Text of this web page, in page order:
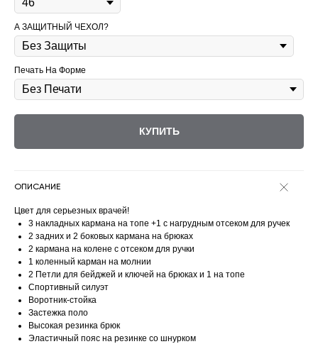
А ЗАЩИТНЫЙ ЧЕХОЛ?
Печать На Форме
КУПИТЬ
ОПИСАНИЕ
Цвет для серьезных врачей!
3 накладных кармана на топе +1 с нагрудным отсеком для ручек
2 задних и 2 боковых кармана на брюках
2 кармана на колене с отсеком для ручки
1 коленный карман на молнии
2 Петли для бейджей и ключей на брюках и 1 на топе
Спортивный силуэт
Воротник-стойка
Застежка поло
Высокая резинка брюк
Эластичный пояс на резинке со шнурком